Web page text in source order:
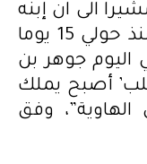
الى ان إبنه
مضرب عن الطعام ويتعذب منذ حولي 15 يوما
اليوم جوهر بن
أصبح يملك
وفق